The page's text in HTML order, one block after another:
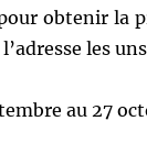
obtenir la
les
au 27